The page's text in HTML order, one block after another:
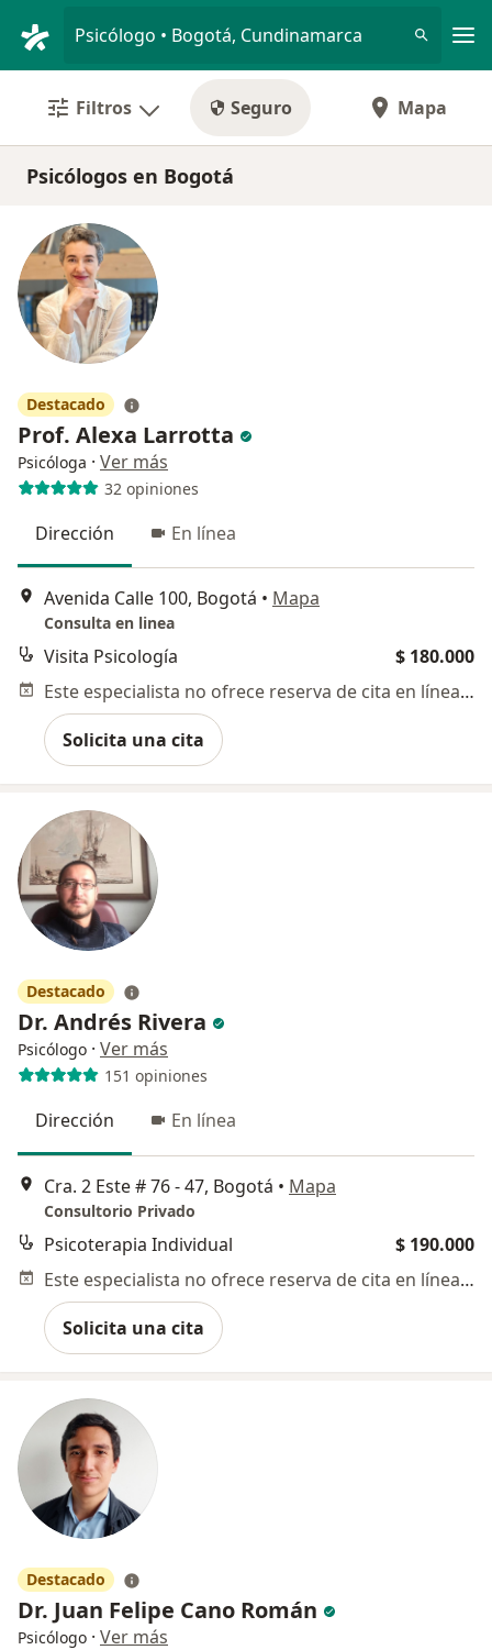
Psicólogo • Bogotá, Cundinamarca
Filtros Seguro Mapa
Psicólogos en Bogotá
Destacado
Prof. Alexa Larrotta
Psicóloga · Ver más
32 opiniones
Dirección En línea
Avenida Calle 100, Bogotá • Mapa
Consulta en linea
Visita Psicología
$ 180.000
Este especialista no ofrece reserva de cita en línea en esta dirección.
Solicita una cita
Destacado
Dr. Andrés Rivera
Psicólogo · Ver más
151 opiniones
Dirección En línea
Cra. 2 Este # 76 - 47, Bogotá • Mapa
Consultorio Privado
Psicoterapia Individual
$ 190.000
Este especialista no ofrece reserva de cita en línea en esta dirección.
Solicita una cita
Destacado
Dr. Juan Felipe Cano Román
Psicólogo · Ver más